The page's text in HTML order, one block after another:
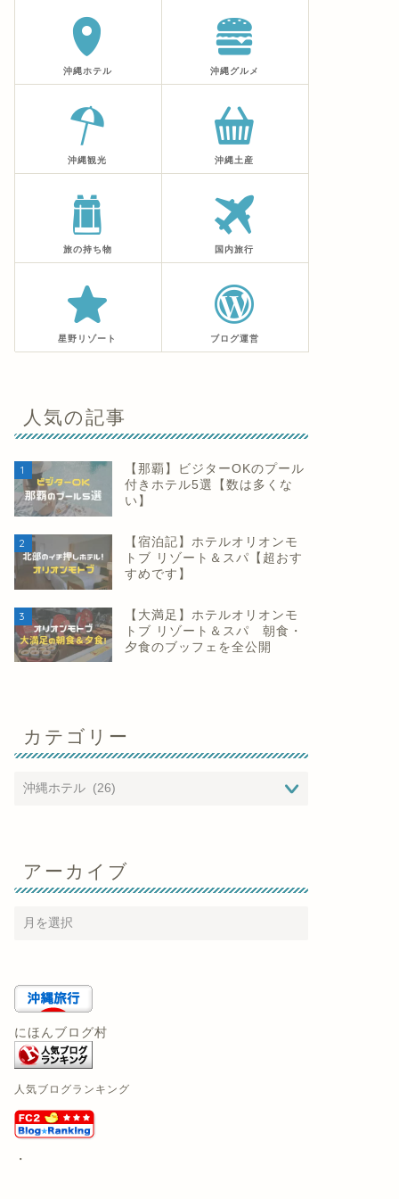
沖縄ホテル 沖縄グルメ
沖縄観光 沖縄土産
旅の持ち物 国内旅行
星野リゾート ブログ運営
人気の記事
1
【那覇】ビジターOKのプール
付きホテル5選【数は多くな
い】
2
【宿泊記】ホテルオリオンモ
トブ リゾート＆スパ【超おす
すめです】
3
【大満足】ホテルオリオンモ
トブ リゾート＆スパ 朝食・
夕食のブッフェを全公開
カテゴリー
アーカイブ
にほんブログ村
人気ブログランキング
・